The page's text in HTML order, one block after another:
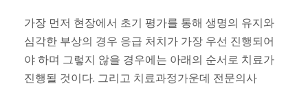
가장 먼저 현장에서 초기 평가를 통해 생명의 유지와
심각한 부상의 경우 응급 처치가 가장 우선 진행되어
야 하며 그렇지 않을 경우에는 아래의 순서로 치료가
진행될 것이다. 그리고 치료과정가운데 전문의사